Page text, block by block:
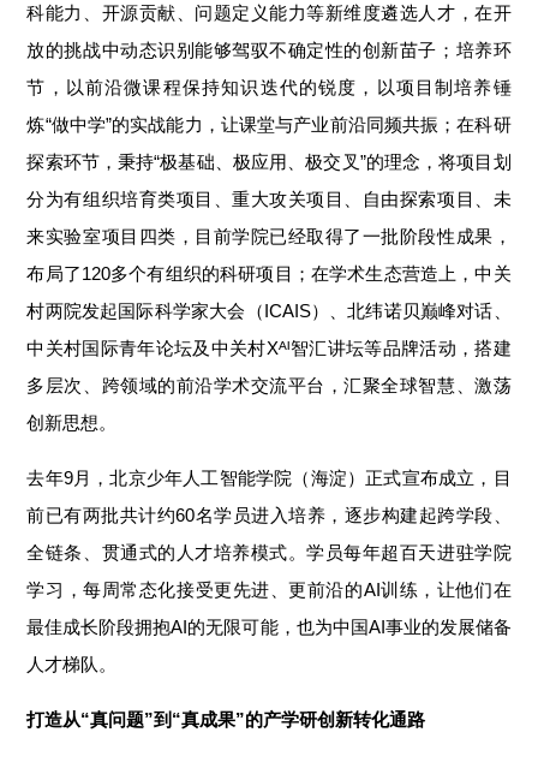
科能力、开源贡献、问题定义能力等新维度遴选人才，在开
放的挑战中动态识别能够驾驭不确定性的创新苗子；培养环
节，以前沿微课程保持知识迭代的锐度，以项目制培养锤
炼“做中学”的实战能力，让课堂与产业前沿同频共振；在科研
探索环节，秉持“极基础、极应用、极交叉”的理念，将项目划
分为有组织培育类项目、重大攻关项目、自由探索项目、未
来实验室项目四类，目前学院已经取得了一批阶段性成果，
布局了120多个有组织的科研项目；在学术生态营造上，中关
村两院发起国际科学家大会（ICAIS）、北纬诺贝巅峰对话、
中关村国际青年论坛及中关村Xᴬᴵ智汇讲坛等品牌活动，搭建
多层次、跨领域的前沿学术交流平台，汇聚全球智慧、激荡
创新思想。
去年9月，北京少年人工智能学院（海淀）正式宣布成立，目
前已有两批共计约60名学员进入培养，逐步构建起跨学段、
全链条、贯通式的人才培养模式。学员每年超百天进驻学院
学习，每周常态化接受更先进、更前沿的AI训练，让他们在
最佳成长阶段拥抱AI的无限可能，也为中国AI事业的发展储备
人才梯队。
打造从“真问题”到 “真成果”的产学研创新转化通路